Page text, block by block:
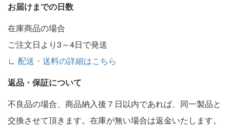
お届けまでの日数
在庫商品の場合
ご注文日より3～4日で発送
∟ 配送・送料の詳細はこちら
返品・保証について
不良品の場合、商品納入後７日以内であれば、同一製品と
交換させて頂きます。在庫が無い場合は返金いたします。